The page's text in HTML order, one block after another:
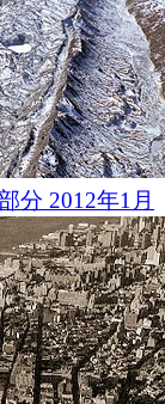
分 2012年1月